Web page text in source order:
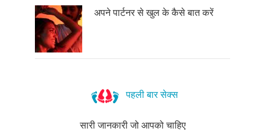
अपने पार्टनर से खुल के कैसे बात करें
पहली बार सेक्स
सारी जानकारी जो आपको चाहिए